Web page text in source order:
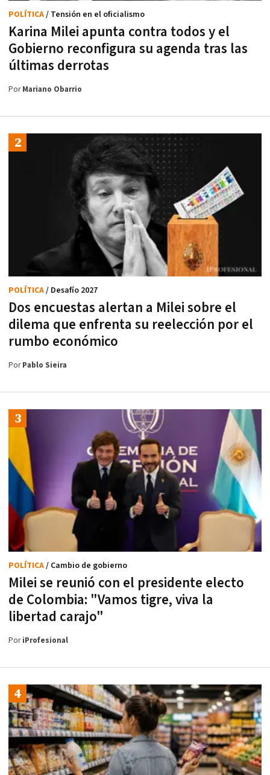
Karina Milei apunta contra todos y el
Gobierno reconfigura su agenda tras las
últimas derrotas
POLÍTICA/ Tensión en el oficialismo
PorMariano Obarrio
Dos encuestas alertan a Milei sobre el
dilema que enfrenta su reelección por el
rumbo económico
POLÍTICA/ Desafío 2027
PorPablo Sieira
Milei se reunió con el presidente electo
de Colombia: "Vamos tigre, viva la
libertad carajo"
POLÍTICA/ Cambio de gobierno
PoriProfesional